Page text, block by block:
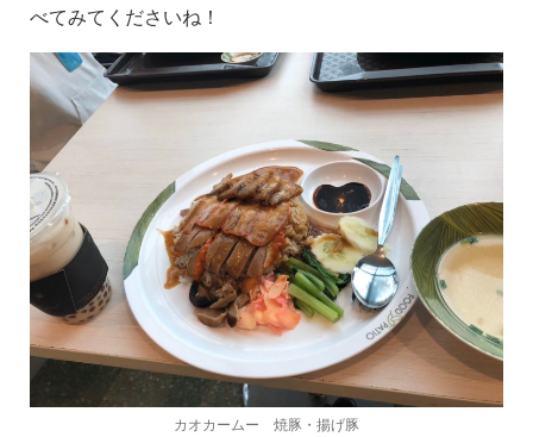
べてみてくださいね！
カオカームー 焼豚・揚げ豚